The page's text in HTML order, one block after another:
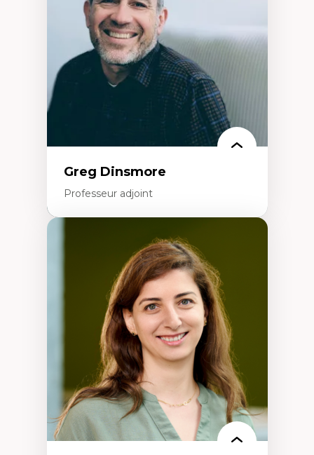
Littératie et didactique du français
Éducation inclusive
Formation à l’enseignement en contexte
francophone minoritaire
Identité linguistique et culturelle
Recherche-action et approches
participatives
Leadership éducatif et pratiques réflexives
Éducation durable et bien-être en
Greg Dinsmore
Professeur adjoint
Fragmentation des auditoires médiatiques
Analyse multi-plateforme des auditoires
médiatiques
Analyse des comportements numériques à
travers les données massives et l’IA
Recherche quantitative et qualitative sur
les auditoires médiatiques
Épistémologie des techniques de recherche
numérique et l’IA
Théorie des droits de la personne
La pensée politique d’Hannah Arendt
La pensée politique à l’ère numérique
Justice internationale et normes
internationales